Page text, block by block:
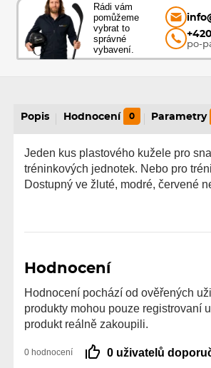
Rádi vám
pomůžeme
vybrat to
správné
vybavení.
po-
Popis Hodnocení 0 Parametry
Jeden kus plastového kužele pro
tréninkových jednotek. Nebo pro
Dostupný ve žluté, modré, červené
Hodnocení
Hodnocení pochází od ověřených
produkty mohou pouze registrovaní
produkt reálně zakoupili.
0 hodnocení 0 uživatelů